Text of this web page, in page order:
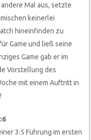
Mal aus, setzte
keinerlei
hineinfinden zu
Game und ließ seine
Game gab er im
Vorstellung des
mit einem Auftritt in
3:5 Führung im ersten